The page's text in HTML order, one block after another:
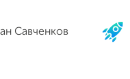
Савченков